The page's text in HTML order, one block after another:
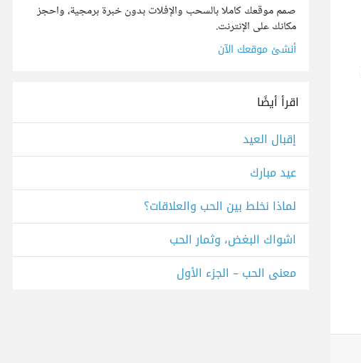
صمم موقعك كاملا بالسحب والإفلات بدون خبرة برمجية، واحجز
مكانك على الإنترنت.
أنشئ موقعك الآن
اقرأ أيضًا
إقبال العيد
عيد مبارك
لماذا نخلط بين الحب والعلاقات؟
اشواك البغض، وثمار الحب
معنى الحب – الجزء الأول